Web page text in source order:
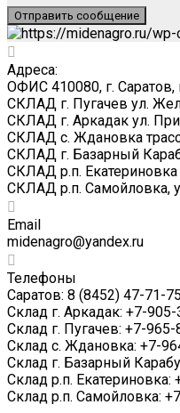
Адреса:
ОФИС 410080, г. Саратов,
СКЛАД г. Пугачев ул.
СКЛАД г. Аркадак ул.
СКЛАД с. Ждановка
СКЛАД г. Базарный
СКЛАД р.п. Екатериновка
СКЛАД р.п. Самойловка,
Email
midenagro@yandex.ru
Телефоны
Саратов: 8 (8452) 47-71-75
Склад г. Аркадак: +7-
Склад г. Пугачев: +7-
Склад с. Ждановка: +7-
Склад г. Базарный
Склад р.п. Екатериновка:
Склад р.п. Самойловка: